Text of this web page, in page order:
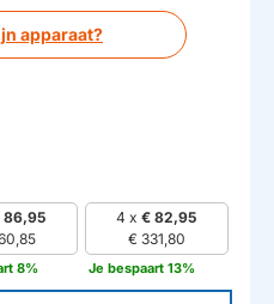
apparaat?
86,95
8%
4 x€ 82,95
€ 331,80
Je bespaart 13%